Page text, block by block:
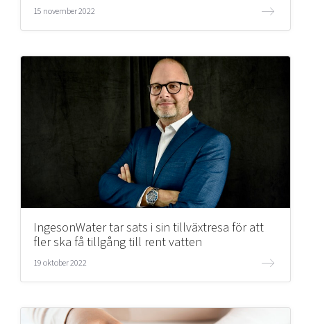
15 november 2022
IngesonWater tar sats i sin tillväxtresa för att
fler ska få tillgång till rent vatten
19 oktober 2022